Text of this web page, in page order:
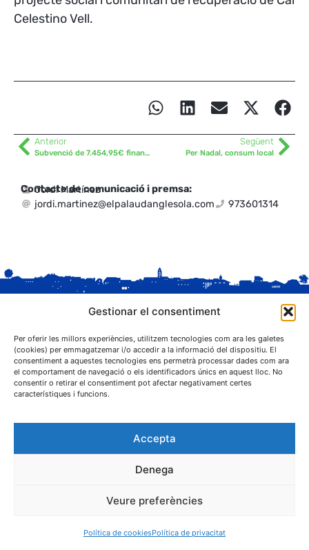
Gestionar el consentiment
Per oferir les millors experiències, utilitzem tecnologies com ara les galetes
(cookies) per emmagatzemar i/o accedir a la informació del dispositiu. El
consentiment a aquestes tecnologies ens permetrà processar dades com ara
el comportament de navegació o els identificadors únics en aquest lloc. No
consentir o retirar el consentiment pot afectar negativament certes
característiques i funcions.
Accepta
Denega
Veure preferències
Política de cookiesPolítica de privacitat
Celestino Vell.
Anterior
Subvenció de 7.454,95€ finançada pel Departament d’Igualtat i Feminismes de la Generalitat de Catalunya
Següent
Per Nadal, consum local
Contacte de comunicació i premsa:
Jordi Martínez
jordi.martinez@elpalaudanglesola.com
973601314
C. Sant Josep, 1
25243 El Palau d'Anglesola (Pla d'Urgell)
Privacitat Cookies
Protecció de dades